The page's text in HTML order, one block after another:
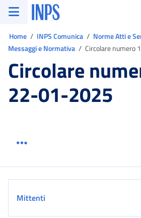
Vai al menu principale
Vai al contenuto principale
Vai al pie' di pagina
INPS ()
Home INPS Comunica Norme Atti e
Messaggi e Normativa
Circolare numero
Circolare
22-01-2025
Mittenti